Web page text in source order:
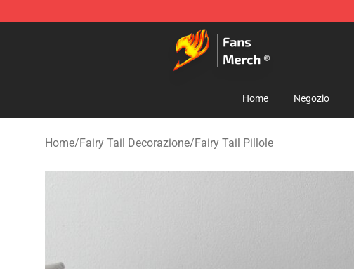
Fairy Tail Store - Official Fairy Tail Merchandise Shop
Home Negozio
Home/Fairy Tail Decorazione/Fairy Tail Pillole